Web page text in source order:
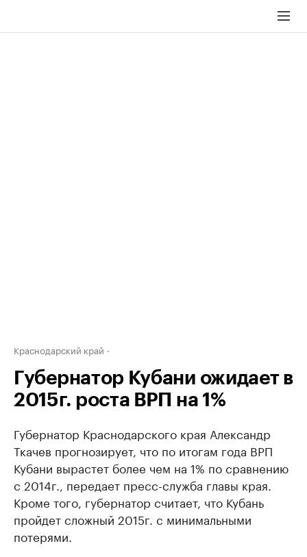
Краснодарский край
Губернатор Кубани ожидает в
2015г. роста ВРП на 1%
Губернатор Краснодарского края Александр
Ткачев прогнозирует, что по итогам года ВРП
Кубани вырастет более чем на 1% по сравнению
с 2014г., передает пресс-служба главы края.
Кроме того, губернатор считает, что Кубань
пройдет сложный 2015г. с минимальными
потерями.